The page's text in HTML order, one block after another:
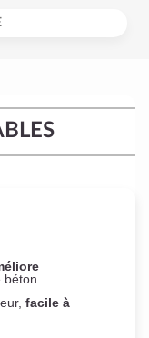
facile à